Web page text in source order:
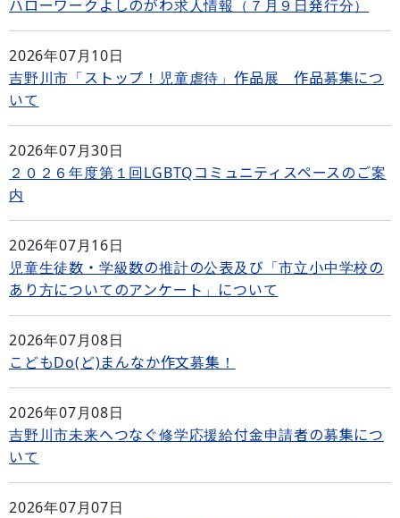
ハローワークよしのがわ求人情報（７月９日発行分）
2026年07月10日
吉野川市「ストップ！児童虐待」作品展 作品募集につ
いて
2026年07月30日
２０２６年度第１回LGBTQコミュニティスペースのご案
内
2026年07月16日
児童生徒数・学級数の推計の公表及び「市立小中学校の
あり方についてのアンケート」について
2026年07月08日
こどもDo(ど)まんなか作文募集！
2026年07月08日
吉野川市未来へつなぐ修学応援給付金申請者の募集につ
いて
2026年07月07日